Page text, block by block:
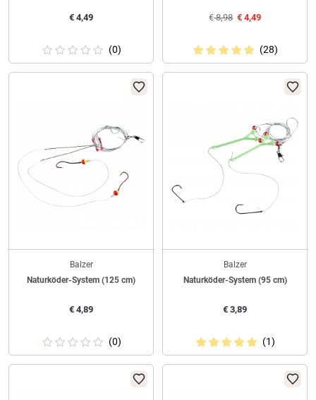
€ 4,49
(0)
€8,98 € 4,49
(28)
Balzer
Naturköder-System (125 cm)
€ 4,89
(0)
Balzer
Naturköder-System (95 cm)
€ 3,89
(1)